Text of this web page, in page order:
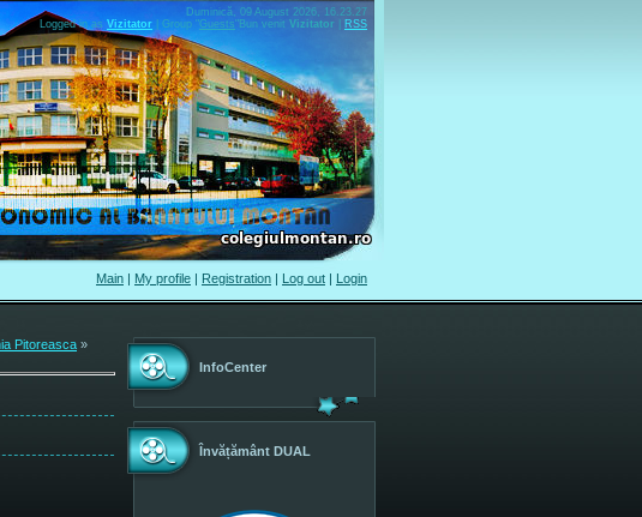
Duminică, 09 August 2026, 16.23.27
Logged in as Vizitator Group "Guests" Bun venit Vizitator RSS
Main | My profile | Registration | Log out | Login
Pitoreasca »
InfoCenter
Învățământ DUAL